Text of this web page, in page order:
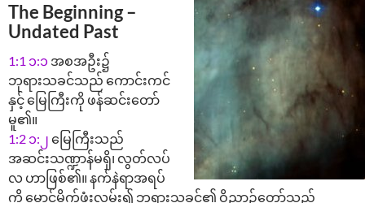
The Beginning –
Undated Past
1:1 ၁:၁ အစအဦး၌
ဘုရားသခင်သည် ကောင်းကင်
နှင့် မြေကြီးကို ဖန်ဆင်းတော်
မူ၏။
1:2 ၁:၂ မြေကြီးသည်
အဆင်းသဏ္ဍာန်မရှိ၊ လွတ်လပ်
လ ဟာဖြစ်၏။ နက်နဲရာအရပ်
ကို မှောင်မိုက်ဖုံးလွှမ်း၍ ဘုရားသခင်၏ ဝိညာဉ်တော်သည်